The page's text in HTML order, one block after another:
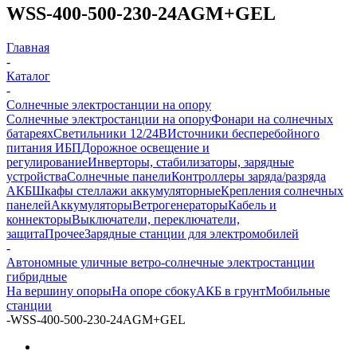
WSS-400-500-230-24AGM+GEL
Главная
-
Каталог
-
Солнечные электростанции на опору
Солнечные электростанции на опоруФонари на солнечных
батареяхСветильники 12/24ВИсточники бесперебойного
питания ИБПДорожное освещение и
регулированиеИнверторы, стабилизаторы, зарядные
устройстваСолнечные панелиКонтроллеры заряда/разряда
АКБШкафы стеллажи аккумуляторныеКрепления солнечных
панелейАккумуляторыВетрогенераторыКабель и
коннекторыВыключатели, переключатели,
защитаПрочееЗарядные станции для электромобилей
-
Автономные уличные ветро-солнечные электростанции
гибридные
На вершину опорыНа опоре сбокуАКБ в грунтМобильные
станции
-WSS-400-500-230-24AGM+GEL